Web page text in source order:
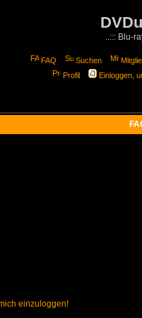
..::: Blu-
FAQ Suchen
Profil
Einloggen,
einzuloggen!